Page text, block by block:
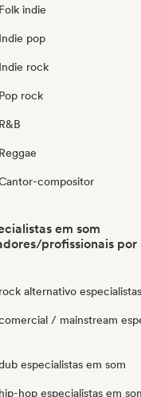
indie
pop
rock
rock
compositor
em som
profissionais por
alternativo
/ mainstream
especialistas em som
hop especialistas em